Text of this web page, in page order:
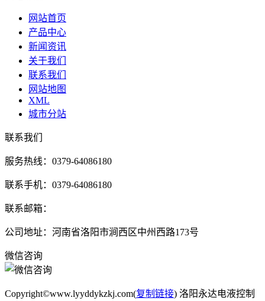
网站首页
产品中心
新闻资讯
关于我们
联系我们
网站地图
XML
城市分站
联系我们
服务热线：0379-64086180
联系手机：0379-64086180
联系邮箱：
公司地址：河南省洛阳市涧西区中州西路173号
微信咨询
Copyright©www.lyyddykzkj.com(复制链接) 洛阳永达电液控制